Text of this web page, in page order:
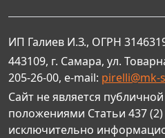
ИП Галиев И.З., ОГРН
443109, г. Самара, ул.
205-26-00, e-mail: pirelli@mk-
Сайт не является
положениями Статьи 437
исключительно